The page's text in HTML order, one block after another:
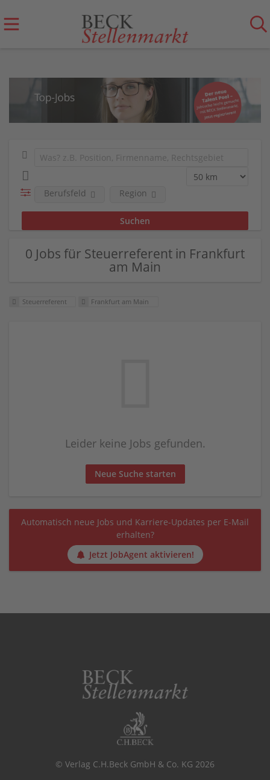
Berufsfeld Region
0 Jobs für Steuerreferent in Frankfurt
am Main
Steuerreferent Frankfurt am Main
Leider keine Jobs gefunden.
Neue Suche starten
Automatisch neue Jobs und Karriere-Updates per E-Mail
erhalten?
Jetzt JobAgent aktivieren!
© Verlag C.H.Beck GmbH & Co. KG 2026